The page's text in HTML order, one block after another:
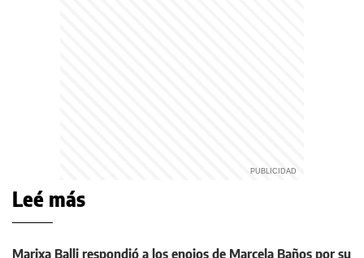
Leé más
Marixa Balli respondió a los enojos de Marcela Baños por su